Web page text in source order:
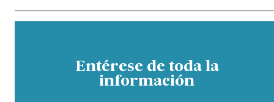
Entérese de toda la
información